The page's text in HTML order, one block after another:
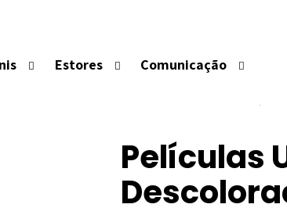
Estores Comunicação
ANTI-
parte dos raios de energia solar, limitam os
Películas